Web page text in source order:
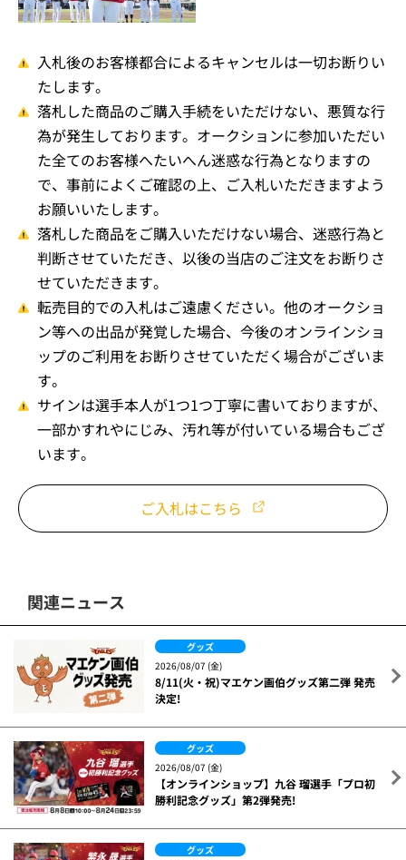
入札後のお客様都合によるキャンセルは一切お断りい
たします。
落札した商品のご購入手続をいただけない、悪質な行
為が発生しております。オークションに参加いただい
た全てのお客様へたいへん迷惑な行為となりますの
で、事前によくご確認の上、ご入札いただきますよう
お願いいたします。
落札した商品をご購入いただけない場合、迷惑行為と
判断させていただき、以後の当店のご注文をお断りさ
せていただきます。
転売目的での入札はご遠慮ください。他のオークショ
ン等への出品が発覚した場合、今後のオンラインショ
ップのご利用をお断りさせていただく場合がございま
す。
サインは選手本人が1つ1つ丁寧に書いておりますが、
一部かすれやにじみ、汚れ等が付いている場合もござ
います。
ご入札はこちら
関連ニュース
グッズ
2026/08/07 (金)
8/11(火・祝)マエケン画伯グッズ第二弾 発売
決定!
グッズ
2026/08/07 (金)
【オンラインショップ】九谷 瑠選手「プロ初
勝利記念グッズ」第2弾発売!
グッズ